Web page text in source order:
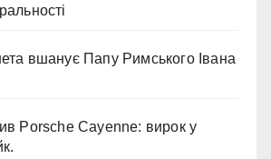
вшанує Папу Римського Івана
Porsche Cayenne: вирок у